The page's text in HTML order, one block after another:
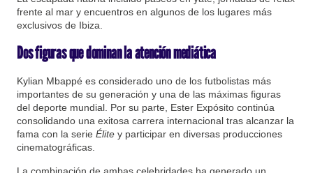
frente al mar y encuentros en algunos de los lugares más
exclusivos de Ibiza.
Dos figuras que dominan la atención mediática
Kylian Mbappé es considerado uno de los futbolistas más
importantes de su generación y una de las máximas figuras
del deporte mundial. Por su parte, Ester Expósito continúa
consolidando una exitosa carrera internacional tras alcanzar la
fama con la serie Élite y participar en diversas producciones
cinematográficas.
La combinación de ambas celebridades ha generado un